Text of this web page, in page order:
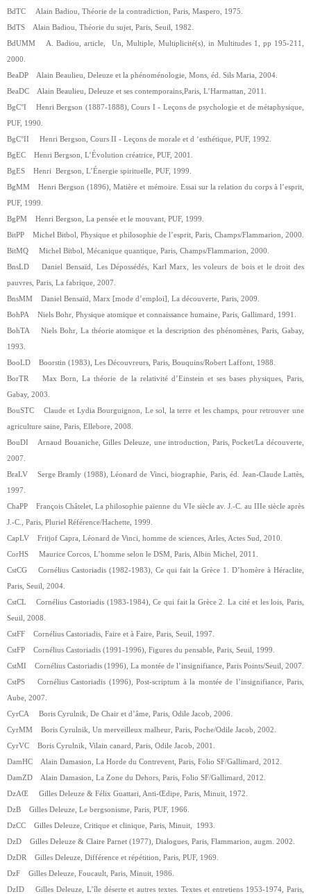
BdTC Alain Badiou, Théorie de la contradiction, Paris, Maspero, 1975.
BdTS Alain Badiou, Théorie du sujet, Paris, Seuil, 1982.
BdUMM A. Badiou, article, Un, Multiple, Multiplicité(s), in Multitudes 1, pp 195-211,
2000.
BeaDP Alain Beaulieu, Deleuze et la phénoménologie, Mons, éd. Sils Maria, 2004.
BeaDC Alain Beaulieu, Deleuze et ses contemporains,Paris, L’Harmattan, 2011.
BgC°I Henri Bergson (1887-1888), Cours I - Leçons de psychologie et de métaphysique,
PUF, 1990.
BgC°II Henri Bergson, Cours II - Leçons de morale et d ‘esthétique, PUF, 1992.
BgEC Henri Bergson, L’Évolution créatrice, PUF, 2001.
BgES Henri Bergson, L’Énergie spirituelle, PUF, 1999.
BgMM Henri Bergson (1896), Matière et mémoire. Essai sur la relation du corps à l’esprit,
PUF, 1999.
BgPM Henri Bergson, La pensée et le mouvant, PUF, 1999.
BitPP Michel Bitbol, Physique et philosophie de l’esprit, Paris, Champs/Flammarion, 2000.
BitMQ Michel Bitbol, Mécanique quantique, Paris, Champs/Flammarion, 2000.
BnsLD Daniel Bensaïd, Les Dépossédés, Karl Marx, les voleurs de bois et le droit des
pauvres, Paris, La fabrique, 2007.
BnsMM Daniel Bensaïd, Marx [mode d’emploi], La découverte, Paris, 2009.
BohPA Niels Bohr, Physique atomique et connaissance humaine, Paris, Gallimard, 1991.
BohTA Niels Bohr, La théorie atomique et la description des phénomènes, Paris, Gabay,
1993.
BooLD Boorstin (1983), Les Découvreurs, Paris, Bouquins/Robert Laffont, 1988.
BorTR Max Born, La théorie de la relativité d’Einstein et ses bases physiques, Paris,
Gabay, 2003.
BouSTC Claude et Lydia Bourguignon, Le sol, la terre et les champs, pour retrouver une
agriculture saine, Paris, Ellebore, 2008.
BouDI Arnaud Bouaniche, Gilles Deleuze, une introduction, Paris, Pocket/La découverte,
2007.
BraLV Serge Bramly (1988), Léonard de Vinci, biographie, Paris, éd. Jean-Claude Lattès,
1997.
ChaPP François Châtelet, La philosophie païenne du VIe siècle av. J.-C. au IIIe siècle après
J.-C., Paris, Pluriel Référence/Hachette, 1999.
CapLV Fritjof Capra, Léonard de Vinci, homme de sciences, Arles, Actes Sud, 2010.
CorHS Maurice Corcos, L’homme selon le DSM, Paris, Albin Michel, 2011.
CstCG Cornélius Castoriadis (1982-1983), Ce qui fait la Grèce 1. D’homère à Héraclite,
Paris, Seuil, 2004.
CstCL Cornélius Castoriadis (1983-1984), Ce qui fait la Grèce 2. La cité et les lois, Paris,
Seuil, 2008.
CstFF Cornélius Castoriadis, Faire et à Faire, Paris, Seuil, 1997.
CstFP Cornélius Castoriadis (1991-1996), Figures du pensable, Paris, Seuil, 1999.
CstMI Cornélius Castoriadis (1996), La montée de l’insignifiance, Paris Points/Seuil, 2007.
CstPS Cornélius Castoriadis (1996), Post-scriptum à la montée de l’insignifiance, Paris,
Aube, 2007.
CyrCA Boris Cyrulnik, De Chair et d’âme, Paris, Odile Jacob, 2006.
CyrMM Boris Cyrulnik, Un merveilleux malheur, Paris, Poche/Odile Jacob, 2002.
CyrVC Boris Cyrulnik, Vilain canard, Paris, Odile Jacob, 2001.
DamHC Alain Damasion, La Horde du Contrevent, Paris, Folio SF/Gallimard, 2012.
DamZD Alain Damasion, La Zone du Dehors, Paris, Folio SF/Gallimard, 2012.
DzAŒ Gilles Deleuze & Félix Guattari, Anti-Œdipe, Paris, Minuit, 1972.
DzB Gilles Deleuze, Le bergsonisme, Paris, PUF, 1966.
DzCC Gilles Deleuze, Critique et clinique, Paris, Minuit, 1993.
DzD Gilles Deleuze & Claire Parnet (1977), Dialogues, Paris, Flammarion, augm. 2002.
DzDR Gilles Deleuze, Différence et répétition, Paris, PUF, 1969.
DzF Gilles Deleuze, Foucault, Paris, Minuit, 1986.
DzID Gilles Deleuze, L’île déserte et autres textes. Textes et entretiens 1953-1974, Paris,